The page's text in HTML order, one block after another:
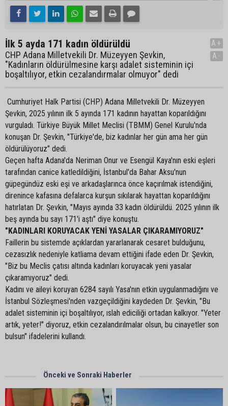
İlk 5 ayda 171 kadın öldürüldü
CHP Adana Milletvekili Dr. Müzeyyen Şevkin,
"Kadınların öldürülmesine karşı adalet sisteminin içi
boşaltılıyor, etkin cezalandırmalar olmuyor" dedi
A+
A-
Cumhuriyet Halk Partisi (CHP) Adana Milletvekili Dr. Müzeyyen
Şevkin, 2025 yılının ilk 5 ayında 171 kadının hayattan koparıldığını
vurguladı. Türkiye Büyük Millet Meclisi (TBMM) Genel Kurulu'nda
konuşan Dr. Şevkin, "Türkiye'de, biz kadınlar her gün ama her gün
öldürülüyoruz" dedi.
Geçen hafta Adana'da Neriman Onur ve Esengül Kaya'nın eski eşleri
tarafından canice katledildiğini, İstanbul'da Bahar Aksu'nun
güpegündüz eski eşi ve arkadaşlarınca önce kaçırılmak istendiğini,
direnince kafasına defalarca kurşun sıkılarak hayattan koparıldığını
hatırlatan Dr. Şevkin, "Mayıs ayında 33 kadın öldürüldü. 2025 yılının ilk
beş ayında bu sayı 171'i aştı" diye konuştu.
"KADINLARI KORUYACAK YENİ YASALAR ÇIKARAMIYORUZ"
Faillerin bu sistemde açıklardan yararlanarak cesaret bulduğunu,
cezasızlık nedeniyle katliama devam ettiğini ifade eden Dr. Şevkin,
"Biz bu Meclis çatısı altında kadınları koruyacak yeni yasalar
çıkaramıyoruz" dedi.
Kadını ve aileyi koruyan 6284 sayılı Yasa'nın etkin uygulanmadığını ve
İstanbul Sözleşmesi'nden vazgeçildiğini kaydeden Dr. Şevkin, "Bu
adalet sisteminin içi boşaltılıyor, ıslah ediciliği ortadan kalkıyor. "Yeter
artık, yeter!" diyoruz, etkin cezalandırılmalar olsun, bu cinayetler son
bulsun" ifadelerini kullandı.
Önceki ve Sonraki Haberler